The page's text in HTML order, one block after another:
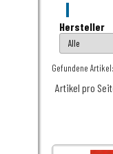
Hersteller
Gefundene
Artikel pro